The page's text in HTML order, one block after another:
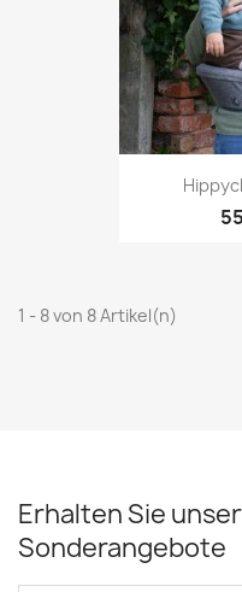
1 - 8 von 8 Artikel(n)
Erhalten Sie
Sonderangebote